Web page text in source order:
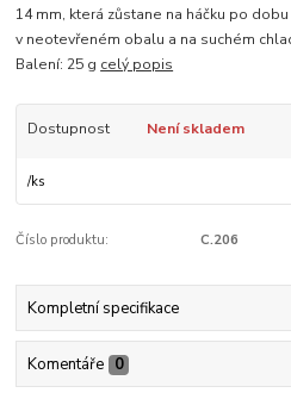
14 mm, která zůstane na háčku po
v neotevřeném obalu a na suchém
Balení: 25 g celý popis
Dostupnost Není skladem
/ks
Číslo produktu: C.206
Kompletní specifikace
Komentáře 0